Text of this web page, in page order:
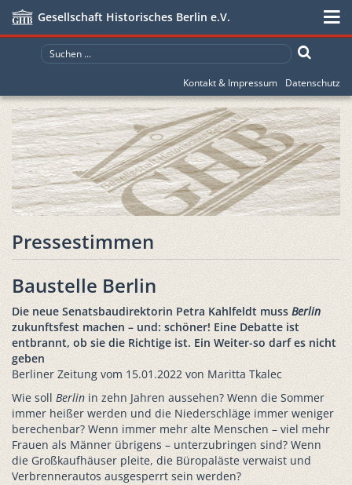
Gesellschaft Historisches Berlin e.V.
Kontakt & Impressum Datenschutz
Pressestimmen
Baustelle Berlin
Die neue Senatsbaudirektorin Petra Kahlfeldt muss Berlin
zukunftsfest machen – und: schöner! Eine Debatte ist
entbrannt, ob sie die Richtige ist. Ein Weiter-so darf es nicht
geben
Berliner Zeitung vom 15.01.2022 von Maritta Tkalec
Wie soll Berlin in zehn Jahren aussehen? Wenn die Sommer
immer heißer werden und die Niederschläge immer weniger
berechenbar? Wenn immer mehr alte Menschen – viel mehr
Frauen als Männer übrigens – unterzubringen sind? Wenn
die Großkaufhäuser pleite, die Büropaläste verwaist und
Verbrennerautos ausgesperrt sein werden?